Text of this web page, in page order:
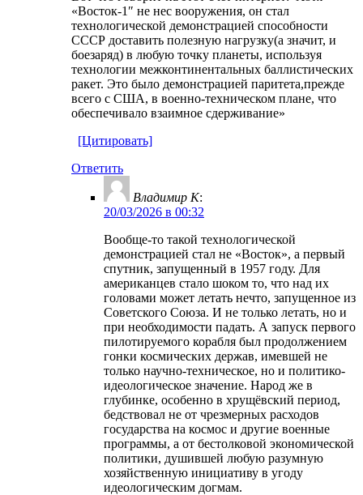
«Восток-1″ не нес вооружения, он стал
технологической демонстрацией способности
СССР доставить полезную нагрузку(а значит, и
боезаряд) в любую точку планеты, используя
технологии межконтинентальных баллистических
ракет. Это было демонстрацией паритета,прежде
всего с США, в военно-техническом плане, что
обеспечивало взаимное сдерживание»
[Цитировать]
Ответить
Владимир К:
20/03/2026 в 00:32
Вообще-то такой технологической
демонстрацией стал не «Восток», а первый
спутник, запущенный в 1957 году. Для
американцев стало шоком то, что над их
головами может летать нечто, запущенное из
Советского Союза. И не только летать, но и
при необходимости падать. А запуск первого
пилотируемого корабля был продолжением
гонки космических держав, имевшей не
только научно-техническое, но и политико-
идеологическое значение. Народ же в
глубинке, особенно в хрущёвский период,
бедствовал не от чрезмерных расходов
государства на космос и другие военные
программы, а от бестолковой экономической
политики, душившей любую разумную
хозяйственную инициативу в угоду
идеологическим догмам.